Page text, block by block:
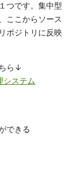
つです。集中型
ここからソース
ポジトリに反映
ら↓
システム
できる